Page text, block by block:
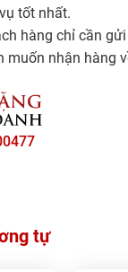
tốt nhất.
hàng chỉ cần
muốn nhận hàng
tự